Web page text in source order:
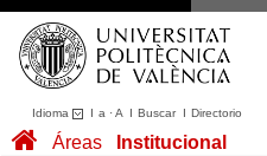
Idioma I a ·A I BuscarI Directorio
Conjuntos de datos
Áreas Institucional